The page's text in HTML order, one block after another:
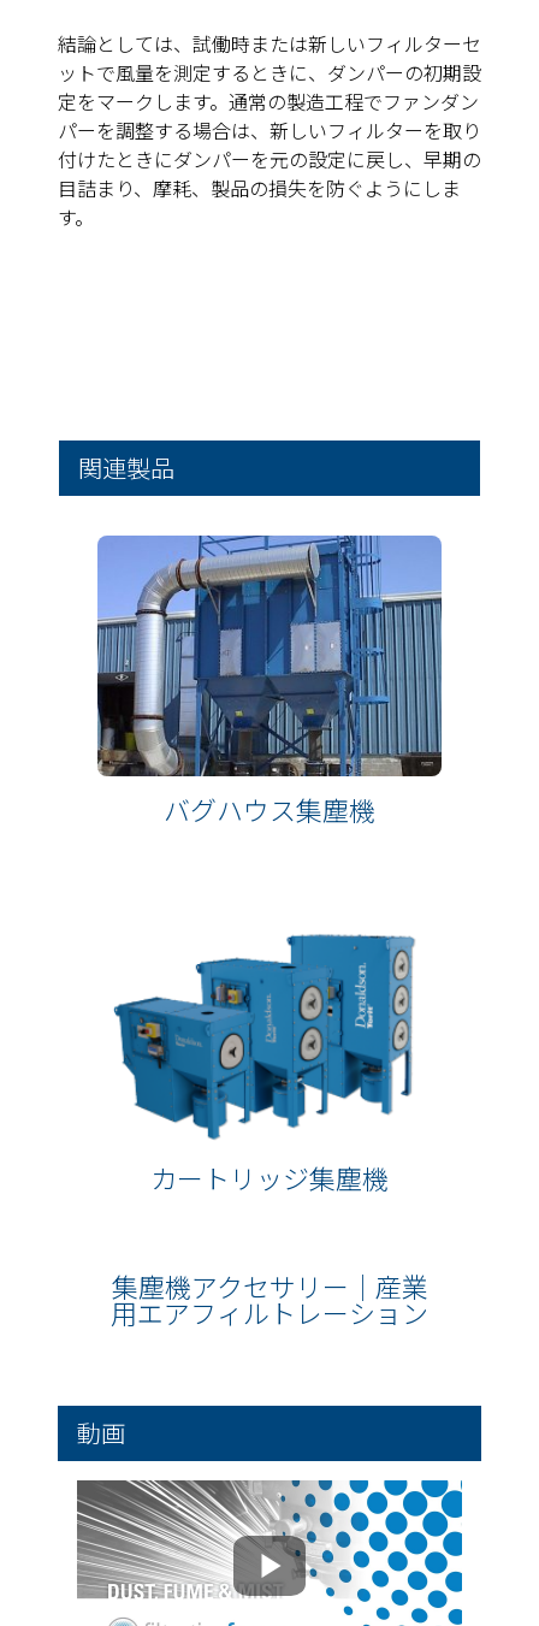
結論としては、 試働時または新しいフィルターセ
ットで風量を測定するときに、ダンパーの初期設
定をマークします。通常の製造工程でファンダン
パーを調整する場合は、新しいフィルターを取り
付けたときにダンパーを元の設定に戻し、早期の
目詰まり、摩耗、製品の損失を防ぐようにしま
す。
関連製品
バグハウス集塵機
カートリッジ集塵機
集塵機アクセサリー｜産業
用エアフィルトレーション
動画